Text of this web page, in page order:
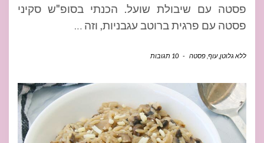
פסטה עם שיבולת שועל. הכנתי בסופ"ש סקיני
פסטה עם פרגית ברוטב עגבניות, וזה …
ללא גלוטן ,עוף פסטה - 10 תגובות